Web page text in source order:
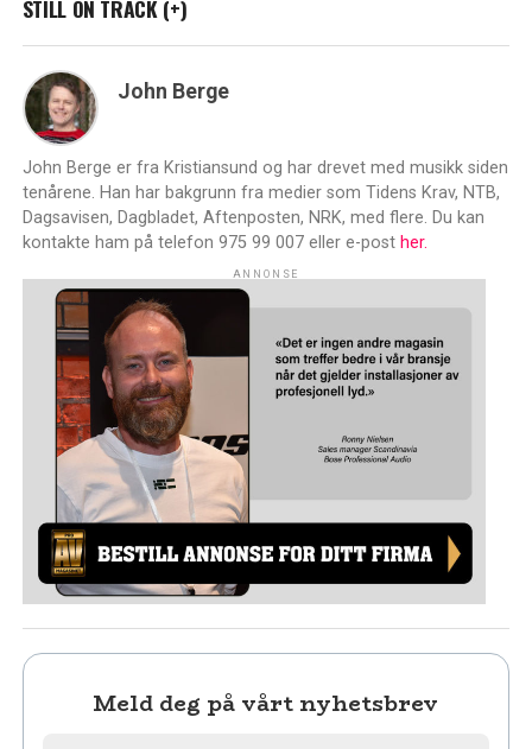
STILL ON TRACK (+)
John Berge
John Berge er fra Kristiansund og har drevet med musikk siden
tenårene. Han har bakgrunn fra medier som Tidens Krav, NTB,
Dagsavisen, Dagbladet, Aftenposten, NRK, med flere. Du kan
kontakte ham på telefon 975 99 007 eller e-post her.
ANNONSE
Meld deg på vårt nyhetsbrev